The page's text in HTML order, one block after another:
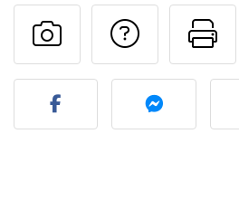
Publier votre